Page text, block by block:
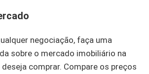
negociação, faça uma
sobre o mercado imobiliário na
comprar. Compare os preços